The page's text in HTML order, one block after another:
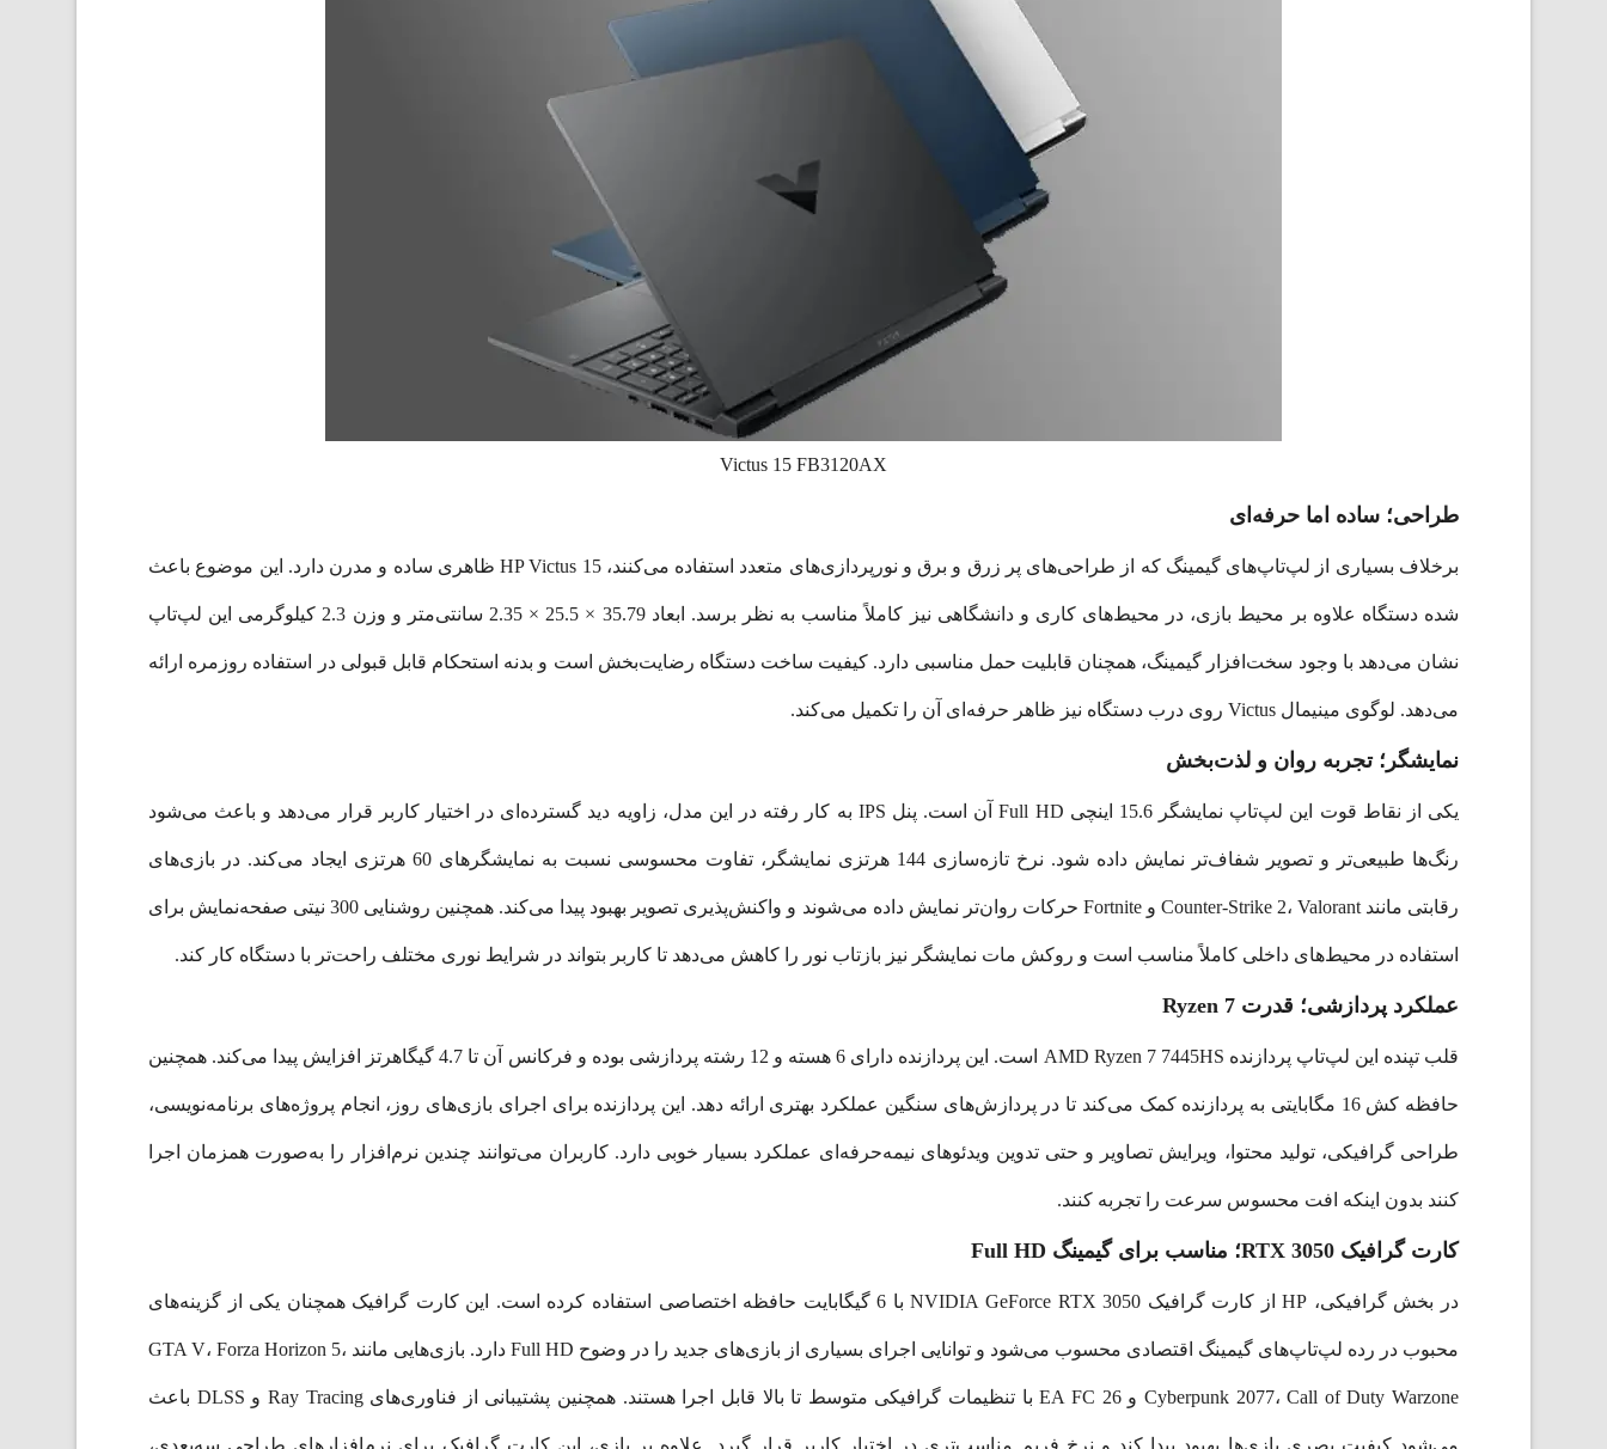
Victus 15 FB3120AX
طراحی؛ ساده اما حرفه‌ای
برخلاف بسیاری از لپ‌تاپ‌های گیمینگ که از طراحی‌های پر زرق و برق و نورپردازی‌های متعدد استفاده می‌کنند، HP Victus 15 ظاهری ساده و مدرن دارد. این موضوع باعث
شده دستگاه علاوه بر محیط بازی، در محیط‌های کاری و دانشگاهی نیز کاملاً مناسب به نظر برسد. ابعاد 35.79 × 25.5 × 2.35 سانتی‌متر و وزن 2.3 کیلوگرمی این لپ‌تاپ
نشان می‌دهد با وجود سخت‌افزار گیمینگ، همچنان قابلیت حمل مناسبی دارد. کیفیت ساخت دستگاه رضایت‌بخش است و بدنه استحکام قابل قبولی در استفاده روزمره ارائه
می‌دهد. لوگوی مینیمال Victus روی درب دستگاه نیز ظاهر حرفه‌ای آن را تکمیل می‌کند.
نمایشگر؛ تجربه روان و لذت‌بخش
یکی از نقاط قوت این لپ‌تاپ نمایشگر 15.6 اینچی Full HD آن است. پنل IPS به کار رفته در این مدل، زاویه دید گسترده‌ای در اختیار کاربر قرار می‌دهد و باعث می‌شود
رنگ‌ها طبیعی‌تر و تصویر شفاف‌تر نمایش داده شود. نرخ تازه‌سازی 144 هرتزی نمایشگر، تفاوت محسوسی نسبت به نمایشگرهای 60 هرتزی ایجاد می‌کند. در بازی‌های
رقابتی مانند Counter-Strike 2، Valorant و Fortnite حرکات روان‌تر نمایش داده می‌شوند و واکنش‌پذیری تصویر بهبود پیدا می‌کند. همچنین روشنایی 300 نیتی صفحه‌نمایش برای
استفاده در محیط‌های داخلی کاملاً مناسب است و روکش مات نمایشگر نیز بازتاب نور را کاهش می‌دهد تا کاربر بتواند در شرایط نوری مختلف راحت‌تر با دستگاه کار کند.
عملکرد پردازشی؛ قدرت Ryzen 7
قلب تپنده این لپ‌تاپ پردازنده AMD Ryzen 7 7445HS است. این پردازنده دارای 6 هسته و 12 رشته پردازشی بوده و فرکانس آن تا 4.7 گیگاهرتز افزایش پیدا می‌کند. همچنین
حافظه کش 16 مگابایتی به پردازنده کمک می‌کند تا در پردازش‌های سنگین عملکرد بهتری ارائه دهد. این پردازنده برای اجرای بازی‌های روز، انجام پروژه‌های برنامه‌نویسی،
طراحی گرافیکی، تولید محتوا، ویرایش تصاویر و حتی تدوین ویدئوهای نیمه‌حرفه‌ای عملکرد بسیار خوبی دارد. کاربران می‌توانند چندین نرم‌افزار را به‌صورت همزمان اجرا
کنند بدون اینکه افت محسوس سرعت را تجربه کنند.
کارت گرافیک RTX 3050؛ مناسب برای گیمینگ Full HD
در بخش گرافیکی، HP از کارت گرافیک NVIDIA GeForce RTX 3050 با 6 گیگابایت حافظه اختصاصی استفاده کرده است. این کارت گرافیک همچنان یکی از گزینه‌های
محبوب در رده لپ‌تاپ‌های گیمینگ اقتصادی محسوب می‌شود و توانایی اجرای بسیاری از بازی‌های جدید را در وضوح Full HD دارد. بازی‌هایی مانند GTA V، Forza Horizon 5،
Cyberpunk 2077، Call of Duty Warzone و EA FC 26 با تنظیمات گرافیکی متوسط تا بالا قابل اجرا هستند. همچنین پشتیبانی از فناوری‌های Ray Tracing و DLSS باعث
می‌شود کیفیت بصری بازی‌ها بهبود پیدا کند و نرخ فریم مناسب‌تری در اختیار کاربر قرار گیرد. علاوه بر بازی، این کارت گرافیک برای نرم‌افزارهای طراحی سه‌بعدی،